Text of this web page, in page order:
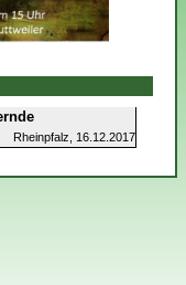
Rheinpfalz, 16.12.2017